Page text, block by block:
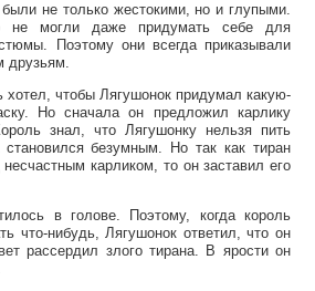
не только жестокими, но и глупыми.
не могли даже придумать себе для
Поэтому они всегда приказывали
друзьям.
хотел, чтобы Лягушонок придумал какую-
Но сначала он предложил карлику
знал, что Лягушонку нельзя пить
становился безумным. Но так как тиран
карликом, то он заставил его
в голове. Поэтому, когда король
что-нибудь, Лягушонок ответил, что он
рассердил злого тирана. В ярости он